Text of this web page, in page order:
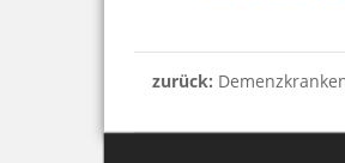
zurück: